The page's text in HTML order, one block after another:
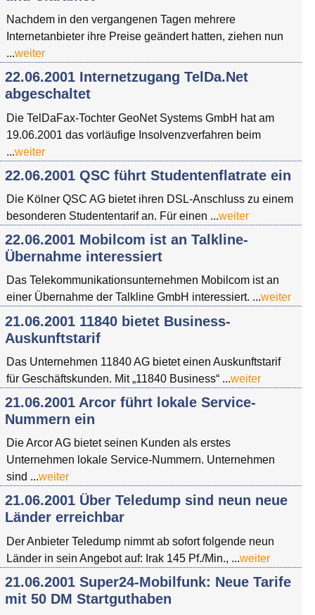
Nachdem in den vergangenen Tagen mehrere
Internetanbieter ihre Preise geändert hatten, ziehen nun
...weiter
22.06.2001 Internetzugang TelDa.Net
abgeschaltet
Die TelDaFax-Tochter GeoNet Systems GmbH hat am
19.06.2001 das vorläufige Insolvenzverfahren beim
...weiter
22.06.2001 QSC führt Studentenflatrate ein
Die Kölner QSC AG bietet ihren DSL-Anschluss zu einem
besonderen Studententarif an. Für einen ...weiter
22.06.2001 Mobilcom ist an Talkline-
Übernahme interessiert
Das Telekommunikationsunternehmen Mobilcom ist an
einer Übernahme der Talkline GmbH interessiert. ...weiter
21.06.2001 11840 bietet Business-
Auskunftstarif
Das Unternehmen 11840 AG bietet einen Auskunftstarif
für Geschäftskunden. Mit „11840 Business“ ...weiter
21.06.2001 Arcor führt lokale Service-
Nummern ein
Die Arcor AG bietet seinen Kunden als erstes
Unternehmen lokale Service-Nummern. Unternehmen
sind ...weiter
21.06.2001 Über Teledump sind neun neue
Länder erreichbar
Der Anbieter Teledump nimmt ab sofort folgende neun
Länder in sein Angebot auf: Irak 145 Pf./Min., ...weiter
21.06.2001 Super24-Mobilfunk: Neue Tarife
mit 50 DM Startguthaben